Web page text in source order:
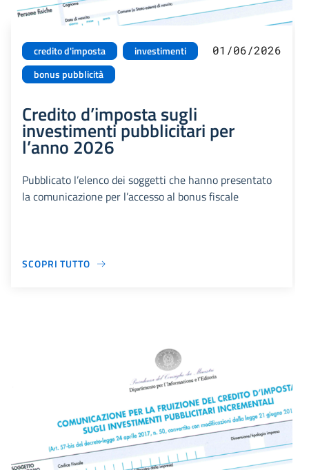
credito d'imposta
investimenti
bonus pubblicità
01/06/2026
Credito d’imposta sugli
investimenti pubblicitari per
l’anno 2026
Pubblicato l’elenco dei soggetti che hanno presentato
la comunicazione per l’accesso al bonus fiscale
SCOPRI TUTTO